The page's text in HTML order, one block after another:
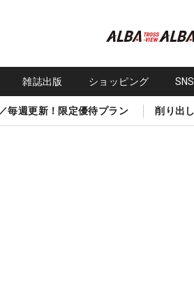
雑誌出版 ショッピング
毎週更新！限定優待プラン 削り出